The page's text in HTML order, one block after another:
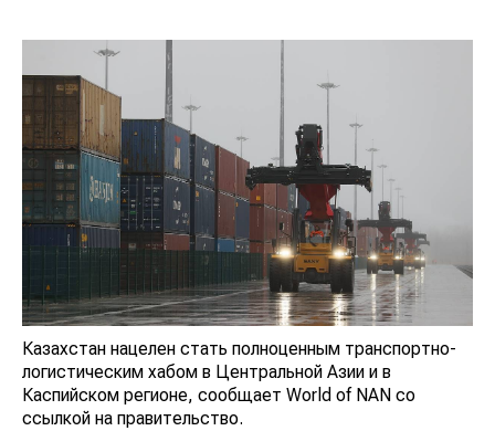
Казахстан нацелен стать полноценным транспортно-
логистическим хабом в Центральной Азии и в
Каспийском регионе, сообщает World of NAN со
ссылкой на правительство.